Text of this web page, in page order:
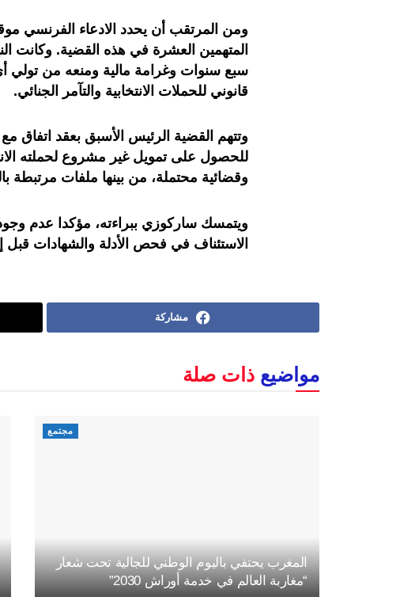
ومن المرتقب أن يحدد الادعاء الفرنسي
المتهمين العشرة في هذه القضية. وكانت
سبع سنوات وغرامة مالية ومنعه من تولي
قانوني للحملات الانتخابية والتآمر الجنائي.
وتتهم القضية الرئيس الأسبق بعقد اتفاق
للحصول على تمويل غير مشروع لحملته
وقضائية محتملة، من بينها ملفات مرتبطة
ويتمسك ساركوزي ببراءته، مؤكدا عدم
الاستئناف في فحص الأدلة والشهادات قبل
مشاركة
مواضيع ذات صلة
مجتمع
المغرب يحتفي باليوم الوطني للجالية تحت شعار
“مغاربة العالم في خدمة أوراش 2030”